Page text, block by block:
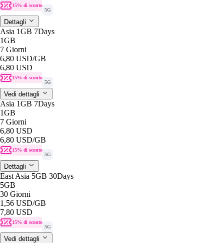
15% di sconto
5G
Dettagli
Asia 1GB 7Days
1GB
7 Giorni
6,80 USD/GB
6,80 USD
15% di sconto
5G
Vedi dettagli
Asia 1GB 7Days
1GB
7 Giorni
6,80 USD
6,80 USD/GB
15% di sconto
5G
Dettagli
East Asia 5GB 30Days
5GB
30 Giorni
1,56 USD/GB
7,80 USD
15% di sconto
5G
Vedi dettagli